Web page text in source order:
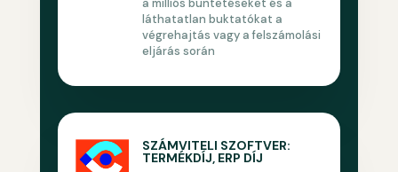
a milliós büntetéseket és a
láthatatlan buktatókat a
végrehajtás vagy a felszámolási
eljárás során
SZÁMVITELI SZOFTVER:
TERMÉKDÍJ, ERP DÍJ